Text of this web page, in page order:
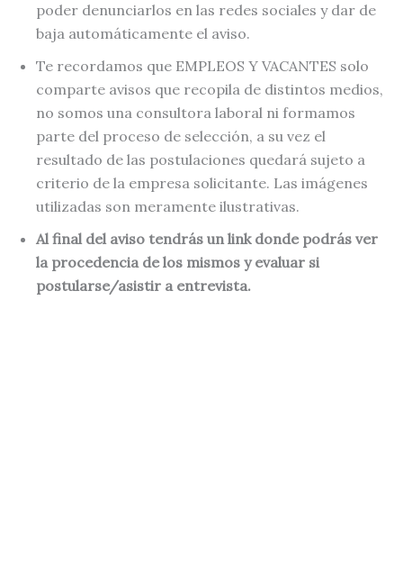
poder denunciarlos en las redes sociales y dar de
baja automáticamente el aviso.
Te recordamos que EMPLEOS Y VACANTES solo
comparte avisos que recopila de distintos medios,
no somos una consultora laboral ni formamos
parte del proceso de selección, a su vez el
resultado de las postulaciones quedará sujeto a
criterio de la empresa solicitante. Las imágenes
utilizadas son meramente ilustrativas.
Al final del aviso tendrás un link donde podrás ver
la procedencia de los mismos y evaluar si
postularse/asistir a entrevista.